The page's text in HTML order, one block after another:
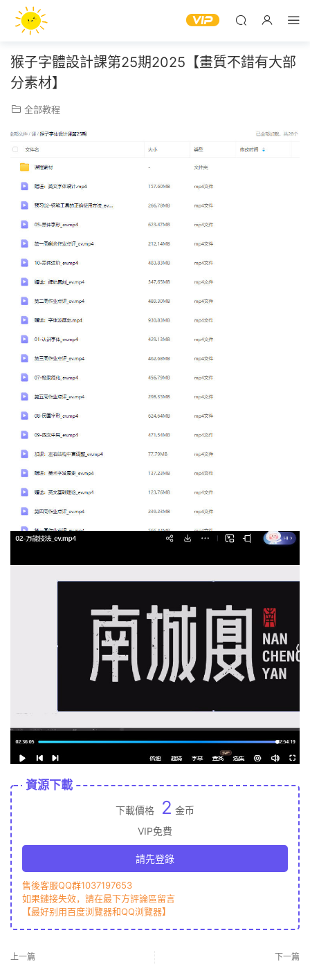
猴子字體設計課第25期2025【畫質不錯有大部
分素材】
全部教程
資源下載
下載價格 2 金币
VIP免費
請先登錄
售後客服QQ群1037197653
如果鏈接失效，請在最下方評論區留言
【最好别用百度浏覽器和QQ浏覽器】
上一篇 下一篇